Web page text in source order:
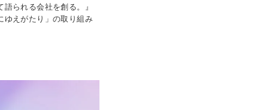
られる会社を創る。』
ゆえがたり」の取り組み